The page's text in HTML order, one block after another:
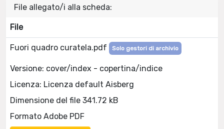
File allegato/i alla scheda:
File
Fuori quadro curatela.pdf Solo gestori di archivio
Versione: cover/index - copertina/indice
Licenza: Licenza default Aisberg
Dimensione del file 341.72 kB
Formato Adobe PDF